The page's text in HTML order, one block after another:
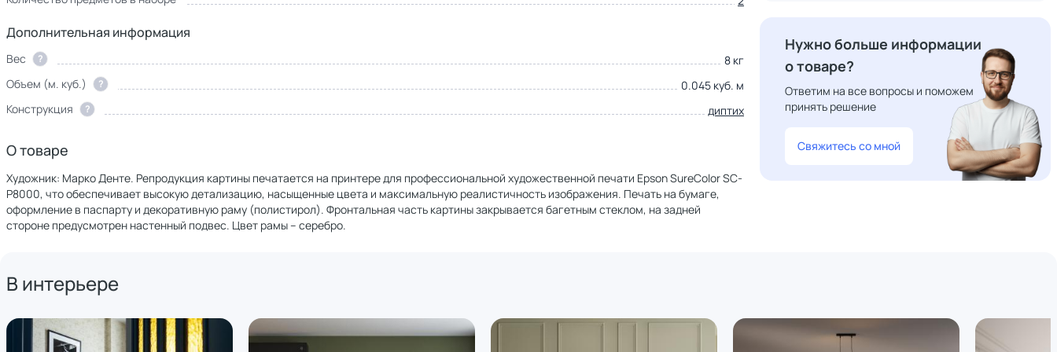
Дополнительная информация
Вес ?
8 кг
Объем (м. куб.)
?
0.045 куб. м
Конструкция
? диптих
О товаре
Художник: Марко Денте. Репродукция картины печатается на принтере для профессиональной художественной печати Epson SureColor SC-
P8000, что обеспечивает высокую детализацию, насыщенные цвета и максимальную реалистичность изображения. Печать на бумаге,
оформление в паспарту и декоративную раму (полистирол). Фронтальная часть картины закрывается багетным стеклом, на задней
стороне предусмотрен настенный подвес. Цвет рамы – серебро.
Нужно больше информации
о товаре?
Ответим на все вопросы и поможем
принять решение
Свяжитесь со мной
В интерьере